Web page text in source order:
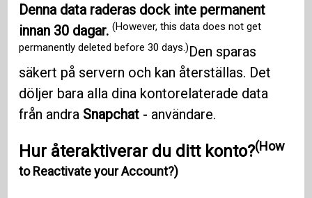
Denna data raderas dock inte permanent
innan 30 dagar.(However, this data does not get
permanently deleted before 30 days.)Den sparas
säkert på servern och kan återställas. Det
döljer bara alla dina kontorelaterade data
från andra Snapchat - användare.
Hur återaktiverar du ditt konto?(How
to Reactivate your Account?)